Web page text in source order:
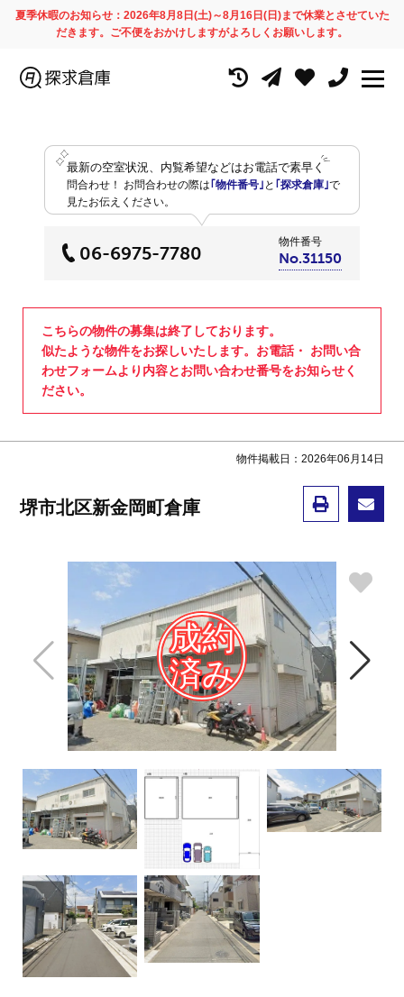
夏季休暇のお知らせ：2026年8月8日(土)～8月16日(日)まで休業とさせていた
だきます。ご不便をおかけしますがよろしくお願いします。
最新の空室状況、内覧希望などはお電話で素早く
問合わせ！ お問合わせの際は ｢物件番号｣ と ｢探求倉庫｣で
見たお伝えください。
06-6975-7780
物件番号
No.31150
こちらの物件の募集は終了しております。
似たような物件をお探しいたします。お電話・ お問い合
わせフォームより内容とお問い合わせ番号をお知らせく
ださい。
物件掲載日：2026年06月14日
堺市北区新金岡町倉庫